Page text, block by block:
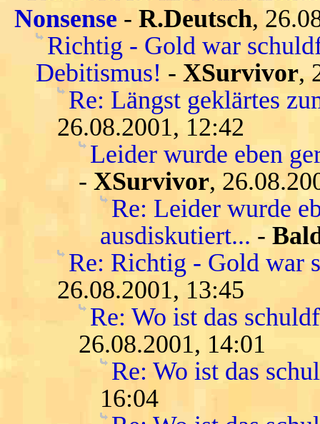
Nonsense - R.Deutsch,
Richtig - Gold war
Debitismus! - XSurvivor,
Re: Längst geklärtes
26.08.2001, 12:42
Leider wurde eben
- XSurvivor,
Re: Leider wurde
ausdiskutiert... -
Re: Richtig - Gold war
26.08.2001, 13:45
Re: Wo ist das
26.08.2001, 14:01
Re: Wo ist das
16:04